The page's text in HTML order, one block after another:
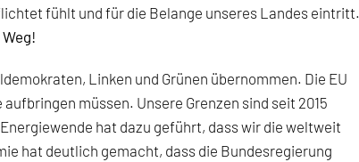
fühlt und für die Belange unseres Landes eintritt.
Linken und Grünen übernommen. Die EU
müssen. Unsere Grenzen sind seit 2015
hat dazu geführt, dass wir die weltweit
hat deutlich gemacht, dass die Bundesregierung